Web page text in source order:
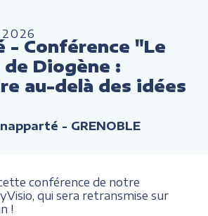
2026
- Conférence "Le
Diogène :
au-delà des idées
- GRENOBLE
conférence de notre
qui sera retransmise sur
!